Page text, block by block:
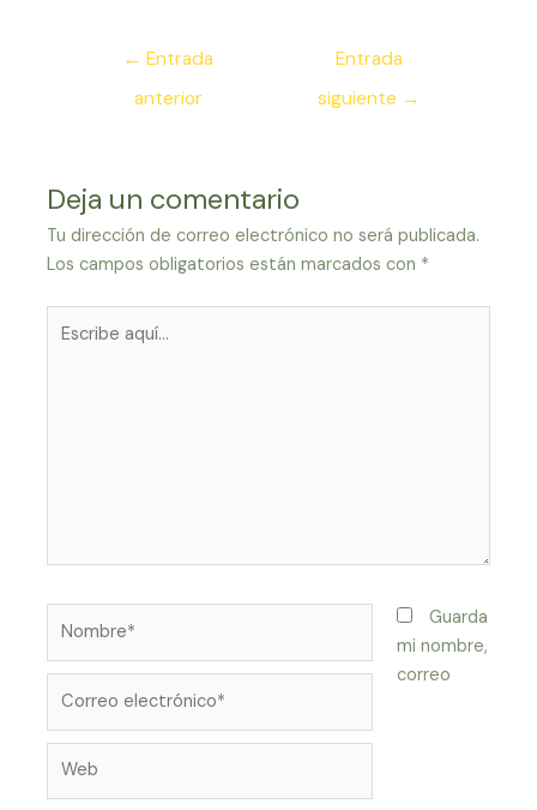
Navegación
entradas
← Entrada
anterior
Entrada
siguiente →
Deja un comentario
Tu dirección de correo electrónico no será publicada.
Los campos obligatorios están marcados con *
aquí...
electrónico*
Guarda
mi nombre,
correo